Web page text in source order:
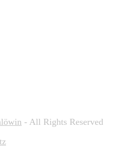
- All Rights Reserved